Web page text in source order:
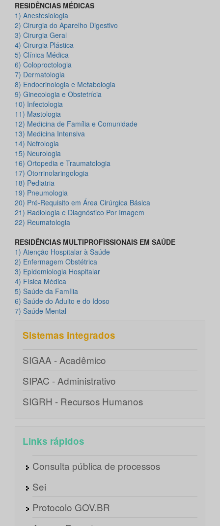
RESIDÊNCIAS MÉDICAS
1) Anestesiologia
2) Cirurgia do Aparelho Digestivo
3) Cirurgia Geral
4) Cirurgia Plástica
5) Clínica Médica
6) Coloproctologia
7) Dermatologia
8) Endocrinologia e Metabologia
9) Ginecologia e Obstetrícia
10) Infectologia
11) Mastologia
12) Medicina de Família e Comunidade
13) Medicina Intensiva
14) Nefrologia
15) Neurologia
16) Ortopedia e Traumatologia
17) Otorrinolaringologia
18) Pediatria
19) Pneumologia
20) Pré-Requisito em Área Cirúrgica Básica
21) Radiologia e Diagnóstico Por Imagem
22) Reumatologia
RESIDÊNCIAS MULTIPROFISSIONAIS EM SAÚDE
1) Atenção Hospitalar à Saúde
2) Enfermagem Obstétrica
3) Epidemiologia Hospitalar
4) Física Médica
5) Saúde da Família
6) Saúde do Adulto e do Idoso
7) Saúde Mental
Sistemas integrados
SIGAA - Acadêmico
SIPAC - Administrativo
SIGRH - Recursos Humanos
Links rápidos
Consulta pública de processos
Sei
Protocolo GOV.BR